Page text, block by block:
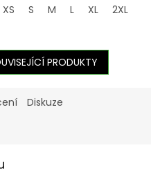
3XL
XS
S M L XL 2XL
PRODUKTY
Diskuze